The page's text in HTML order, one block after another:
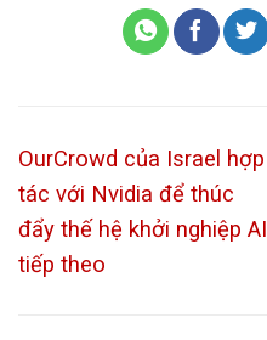
OurCrowd của Israel hợp
tác với Nvidia để thúc
đẩy thế hệ khởi nghiệp AI
tiếp theo